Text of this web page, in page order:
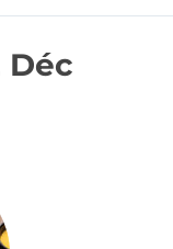
Déc